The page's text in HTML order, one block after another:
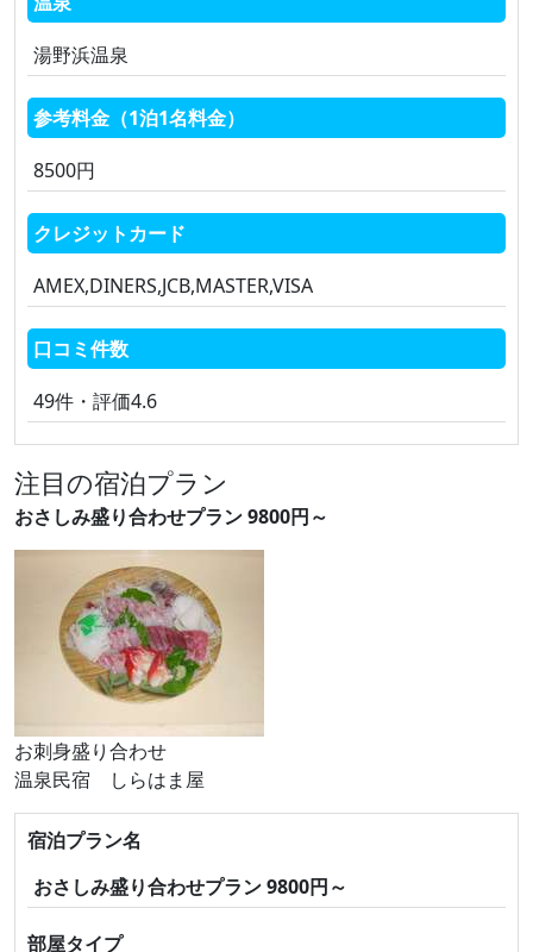
湯野浜温泉
参考料金（1泊1名料金）
8500円
クレジットカード
AMEX,DINERS,JCB,MASTER,VISA
口コミ件数
49件・評価4.6
注目の宿泊プラン
おさしみ盛り合わせプラン 9800円～
お刺身盛り合わせ
温泉民宿 しらはま屋
宿泊プラン名
おさしみ盛り合わせプラン 9800円～
部屋タイプ